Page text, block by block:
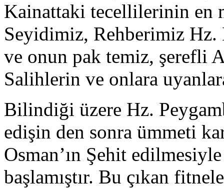
Kainattaki tecellilerinin en
Seyidimiz, Rehberimiz Hz.
ve onun pak temiz, şerefli
Salihlerin ve onlara
Bilindiği üzere Hz.
edişin den sonra ümmeti
Osman’ın Şehit
başlamıştır. Bu çıkan